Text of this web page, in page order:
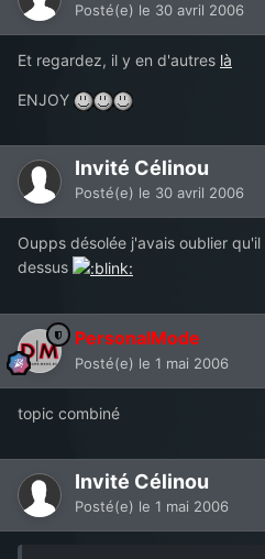
Posté(e) le 30 avril 2006
Et regardez, il y en d'autres là
ENJOY
Invité Célinou
Posté(e) le 30 avril 2006
Oupps désolée j'avais oublier
dessus
PersonalMode
Posté(e) le 1 mai 2006
topic combiné
Invité Célinou
Posté(e) le 1 mai 2006